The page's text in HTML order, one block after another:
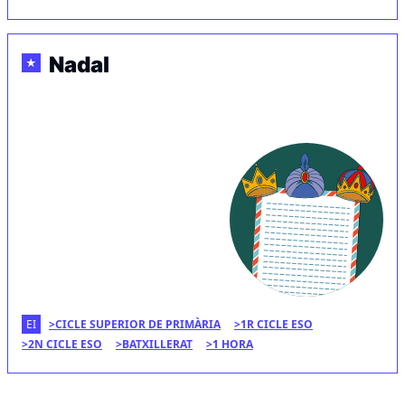
★ Nadal
EI CICLE SUPERIOR DE PRIMÀRIA
1R CICLE ESO
2N CICLE ESO
BATXILLERAT 1 HORA